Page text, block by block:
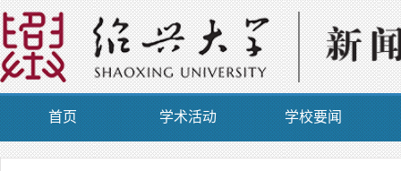
首页 学术活动 学校要闻